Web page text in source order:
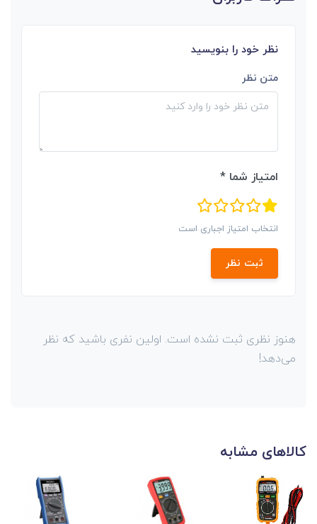
نظر خود را بنویسید
متن نظر
امتیاز شما *
انتخاب امتیاز اجباری است
ثبت نظر
هنوز نظری ثبت نشده است. اولین نفری باشید که نظر
می‌دهد!
کالاهای مشابه